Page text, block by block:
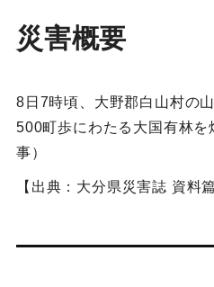
災害概要
8日7時頃、大野郡白山村の
500町歩にわたる大国有林
事）
【出典：大分県災害誌 資料